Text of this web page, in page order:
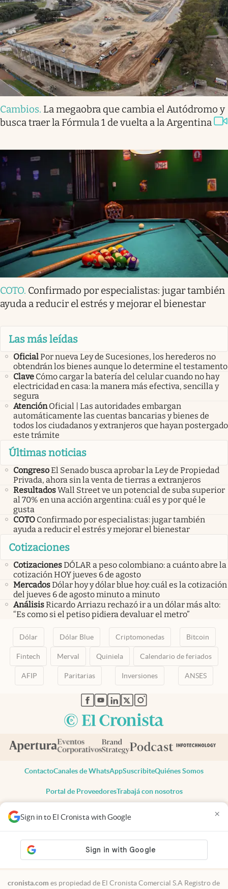
Sign in to El Cronista with Google ×
Cambios. La megaobra que cambia el Autódromo y
busca traer la Fórmula 1 de vuelta a la Argentina
COTO. Confirmado por especialistas: jugar también
ayuda a reducir el estrés y mejorar el bienestar
Las más leídas
OficialPor nueva Ley de Sucesiones, los herederos no
obtendrán los bienes aunque lo determine el testamento
Clave Cómo cargar la batería del celular cuando no hay
electricidad en casa: la manera más efectiva, sencilla y
segura
Atención Oficial | Las autoridades embargan
automáticamente las cuentas bancarias y bienes de
todos los ciudadanos y extranjeros que hayan postergado
este trámite
Últimas noticias
CongresoEl Senado busca aprobar la Ley de Propiedad
Privada, ahora sin la venta de tierras a extranjeros
ResultadosWall Street ve un potencial de suba superior
al 70% en una acción argentina: cuál es y por qué le
gusta
COTO Confirmado por especialistas: jugar también
ayuda a reducir el estrés y mejorar el bienestar
Cotizaciones
CotizacionesDÓLAR a peso colombiano: a cuánto abre la
cotización HOY jueves 6 de agosto
MercadosDólar hoy y dólar blue hoy: cuál es la cotización
del jueves 6 de agosto minuto a minuto
AnálisisRicardo Arriazu rechazó ir a un dólar más alto:
“Es como si el petiso pidiera devaluar el metro”
Dólar Dólar Blue Criptomonedas Bitcoin
Fintech Merval Quiniela Calendario de feriados
AFIP Paritarias Inversiones ANSES
abre en nueva pestaña
abre en nueva pestaña
abre en nueva pestaña
abre en nueva pestaña
abre en nueva pestaña
ContactoCanales de WhatsAppSuscribiteQuiénes Somos
Portal de ProveedoresTrabajá con nosotros
Todos los derechos reservados
Privacidad
Consentimiento
Tel:+54 11 7078-3270
cronista.com es propiedad de El Cronista Comercial S.A Registro de